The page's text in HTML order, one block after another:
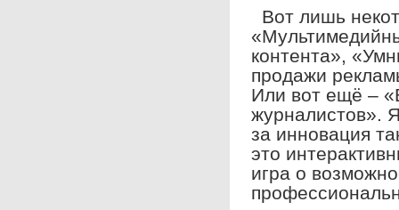
Вот лишь
контента»,
продажи
Или вот ещё –
журналистов».
за инновация
это
игра о